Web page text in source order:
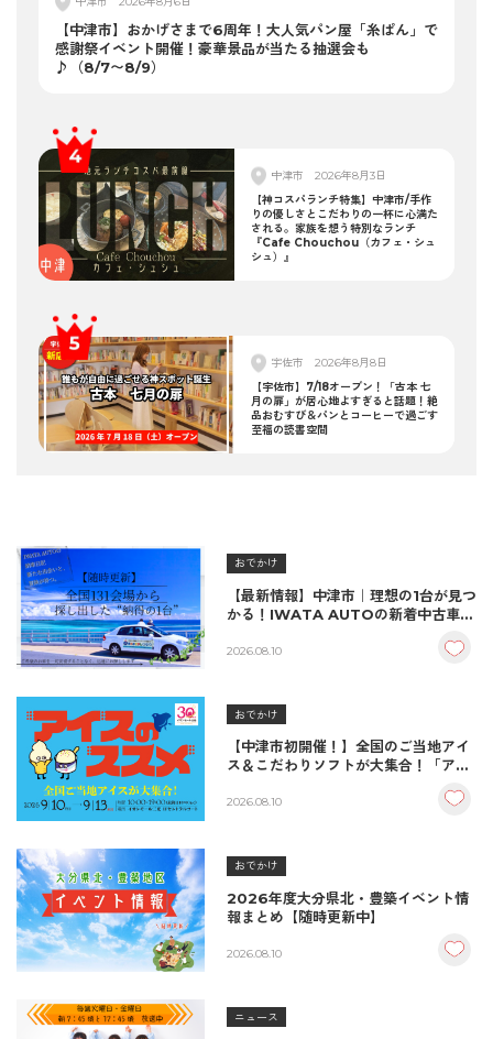
【中津市】おかげさまで6周年！大人気パン屋「糸ぱん」で
感謝祭イベント開催！豪華景品が当たる抽選会も
♪（8/7〜8/9）
中津市
2026年8月3日
【神コスパランチ特集】中津市/手作
りの優しさとこだわりの一杯に心満た
される。家族を想う特別なランチ
『Cafe Chouchou（カフェ・シュ
シュ）』
宇佐市
2026年8月8日
【宇佐市】7/18オープン！「古本 七
月の扉」が居心地よすぎると話題！絶
品おむすび＆パンとコーヒーで過ごす
至福の読書空間
おでかけ
【最新情報】中津市｜理想の1台が見つ
かる！IWATA AUTOの新着中古車＆
2026.08.10
おでかけ
【中津市初開催！】全国のご当地アイ
ス＆こだわりソフトが大集合！「アイ
2026.08.10
おでかけ
2026年度大分県北・豊築イベント情
報まとめ【随時更新中】
2026.08.10
ニュース